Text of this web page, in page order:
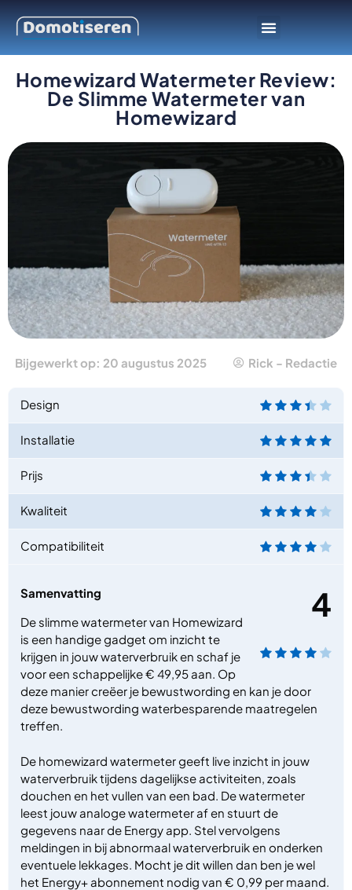
Homewizard Watermeter Review:
De Slimme Watermeter van
Homewizard
Bijgewerkt op: 20 augustus 2025 Rick - Redactie
Design
Installatie
Prijs
Kwaliteit
Compatibiliteit
4
Samenvatting
De slimme watermeter van Homewizard
is een handige gadget om inzicht te
krijgen in jouw waterverbruik en schaf je
voor een schappelijke € 49,95 aan. Op
deze manier creëer je bewustwording en kan je door
deze bewustwording waterbesparende maatregelen
treffen.
De homewizard watermeter geeft live inzicht in jouw
waterverbruik tijdens dagelijkse activiteiten, zoals
douchen en het vullen van een bad. De watermeter
leest jouw analoge watermeter af en stuurt de
gegevens naar de Energy app. Stel vervolgens
meldingen in bij abnormaal waterverbruik en onderken
eventuele lekkages. Mocht je dit willen dan ben je wel
het Energy+ abonnement nodig van € 0,99 per maand.